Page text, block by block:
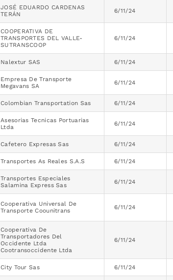
JOSÉ EDUARDO CARDENAS
TERÁN
6/11/24
COOPERATIVA DE
TRANSPORTES DEL VALLE-
SUTRANSCOOP
6/11/24
Nalextur SAS 6/11/24
Empresa De Transporte
Megavans SA
6/11/24
Colombian Transportation Sas 6/11/24
Asesorias Tecnicas Portuarias
Ltda
6/11/24
Cafetero Expresas Sas 6/11/24
Transportes As Reales S.A.S 6/11/24
Transportes Especiales
Salamina Express Sas
6/11/24
Cooperativa Universal De
Transporte Coounitrans
6/11/24
Cooperativa De
Transportadores Del
Occidente Ltda
Cootransoccidente Ltda
6/11/24
City Tour Sas 6/11/24